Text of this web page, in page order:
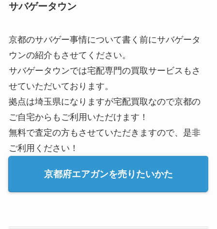
サバゲータウン
京都のサバゲー事情について書く前にサバゲータ
ウンの紹介もさせてください。
サバゲータウンでは宅配専門の買取サービスもさ
せていただいております。
拠点は埼玉県になりますが宅配買取なので京都の
ご自宅からもご利用いただけます！
無料で査定の方もさせていただきますので、是非
ご利用ください！
京都府エアガンを売りたいかた